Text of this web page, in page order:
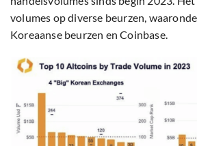
volumes op diverse beurzen,
Koreaanse beurzen en Coinbase.